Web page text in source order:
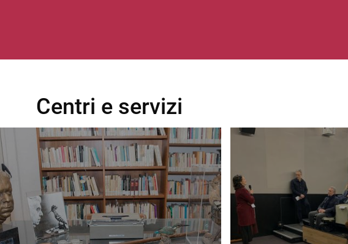
Centri e servizi
Immagine Immagine